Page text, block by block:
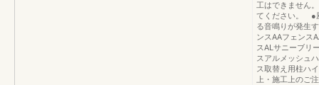
工はできません
てください。 ●
る音鳴りが発生
ンスAAフェンス
スALサニーブリ
スアルメッシュ
ス取替え用柱ハ
上・施工上のご